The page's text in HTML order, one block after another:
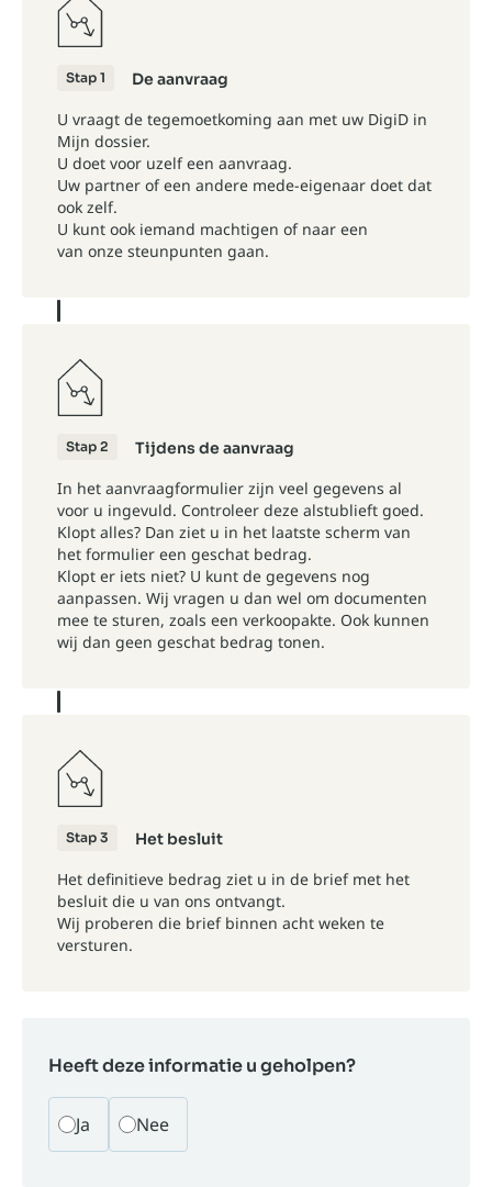
Stap 1 De aanvraag
U vraagt de tegemoetkoming aan met uw DigiD in
Mijn dossier.
U doet voor uzelf een aanvraag.
Uw partner of een andere mede-eigenaar doet dat
ook zelf.
U kunt ook iemand machtigen of naar een
van onze steunpunten gaan.
Stap 2 Tijdens de aanvraag
In het aanvraagformulier zijn veel gegevens al
voor u ingevuld. Controleer deze alstublieft goed.
Klopt alles? Dan ziet u in het laatste scherm van
het formulier een geschat bedrag.
Klopt er iets niet? U kunt de gegevens nog
aanpassen. Wij vragen u dan wel om documenten
mee te sturen, zoals een verkoopakte. Ook kunnen
wij dan geen geschat bedrag tonen.
Stap 3 Het besluit
Het definitieve bedrag ziet u in de brief met het
besluit die u van ons ontvangt.
Wij proberen die brief binnen acht weken te
versturen.
Heeft deze informatie u geholpen?
Ja Nee